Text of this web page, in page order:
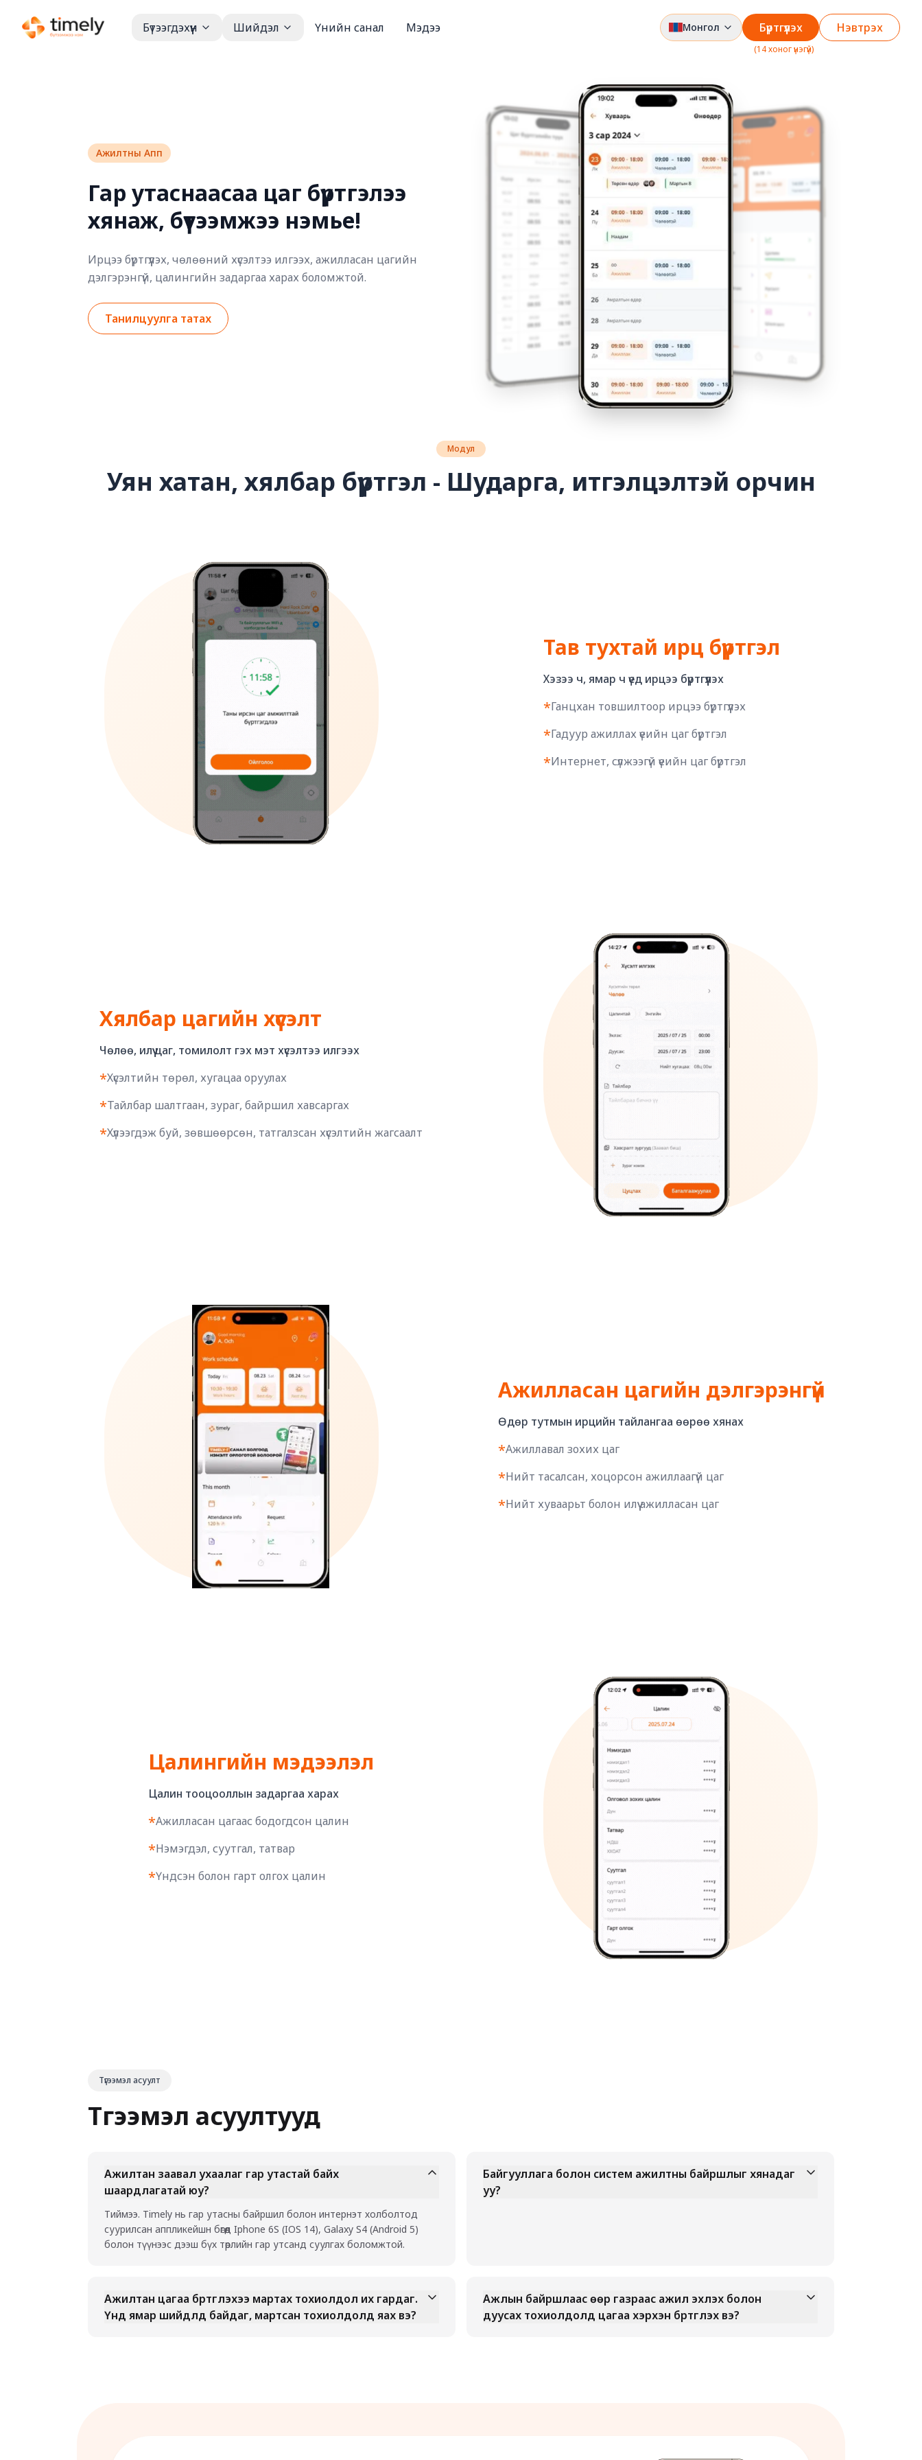
Бүтээгдэхүүн Шийдэл Үнийн санал Мэдээ Монгол Бүртгүүлэх
(14 хоног үнэгүй)
Нэвтрэх
Ажилтны Апп
Гар утаснаасаа цаг бүртгэлээ
хянаж, бүтээмжээ нэмье!
Ирцээ бүртгүүлэх, чөлөөний хүсэлтээ илгээх, ажилласан цагийн
дэлгэрэнгүй, цалингийн задаргаа харах боломжтой.
Танилцуулга татах
Модул
Уян хатан, хялбар бүртгэл - Шударга, итгэлцэлтэй орчин
Тав тухтай ирц бүртгэл
Хэзээ ч, ямар ч үед ирцээ бүртгүүлэх
*Ганцхан товшилтоор ирцээ бүртгүүлэх
*Гадуур ажиллах үеийн цаг бүртгэл
*Интернет, сүлжээгүй үеийн цаг бүртгэл
Хялбар цагийн хүсэлт
Чөлөө, илүү цаг, томилолт гэх мэт хүсэлтээ илгээх
*Хүсэлтийн төрөл, хугацаа оруулах
*Тайлбар шалтгаан, зураг, байршил хавсаргах
*Хүлээгдэж буй, зөвшөөрсөн, татгалзсан хүсэлтийн жагсаалт
Ажилласан цагийн дэлгэрэнгүй
Өдөр тутмын ирцийн тайлангаа өөрөө хянах
*Ажиллавал зохих цаг
*Нийт тасалсан, хоцорсон ажиллаагүй цаг
*Нийт хуваарьт болон илүү ажилласан цаг
Цалингийн мэдээлэл
Цалин тооцооллын задаргаа харах
*Ажилласан цагаас бодогдсон цалин
*Нэмэгдэл, суутгал, татвар
*Үндсэн болон гарт олгох цалин
Түгээмэл асуулт
Түгээмэл асуултууд
Ажилтан заавал ухаалаг гар утастай байх
шаардлагатай юу?
Тиймээ. Timely нь гар утасны байршил болон интернэт холболтод
суурилсан аппликейшн бөгөөд Iphone 6S (IOS 14), Galaxy S4 (Android 5)
болон түүнээс дээш бүх төрлийн гар утсанд суулгах боломжтой.
Байгууллага болон систем ажилтны байршлыг хянадаг
уу?
Ажилтан цагаа бүртгүүлэхээ мартах тохиолдол их гардаг.
Үүнд ямар шийдлүүд байдаг, мартсан тохиолдолд яах вэ?
Ажлын байршлаас өөр газраас ажил эхлэх болон
дуусах тохиолдолд цагаа хэрхэн бүртгүүлэх вэ?